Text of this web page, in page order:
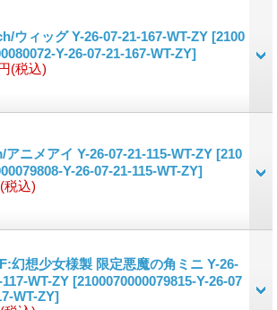
ウィッグ Y-26-07-21-167-WT-ZY [2100
Y-26-07-21-167-WT-ZY]
(税込)
アニメアイ Y-26-07-21-115-WT-ZY [210
Y-26-07-21-115-WT-ZY]
(税込)
幻想少女様製 限定悪魔の角ミニ Y-26-
WT-ZY [2100070000079815-Y-26-07
WT-ZY]